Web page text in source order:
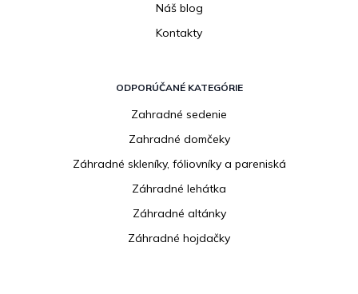
Náš blog
Kontakty
ODPORÚČANÉ KATEGÓRIE
Zahradné sedenie
Zahradné domčeky
Záhradné skleníky, fóliovníky a pareniská
Záhradné lehátka
Záhradné altánky
Záhradné hojdačky